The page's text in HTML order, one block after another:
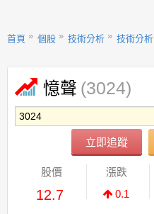
首頁 個股 技術分析 技術分析
憶聲 (3024)
立即追蹤
股價
12.7
漲跌
0.1